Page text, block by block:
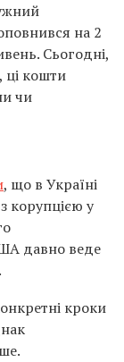
на 2
Сьогодні,
ці кошти
чи
, що в Україні
корупцією у
давно веде
кроки